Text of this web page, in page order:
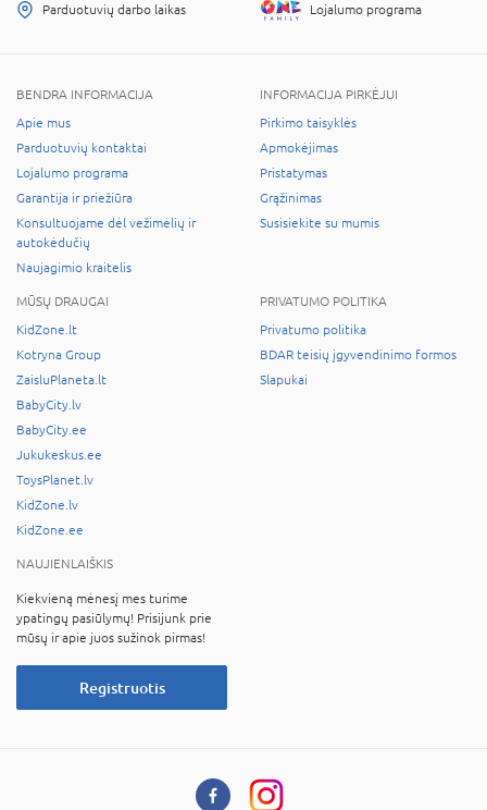
Parduotuvių darbo laikas Lojalumo programa
BENDRA INFORMACIJA
Apie mus
Parduotuvių kontaktai
Lojalumo programa
Garantija ir priežiūra
Konsultuojame dėl vežimėlių ir
autokėdučių
Naujagimio kraitelis
INFORMACIJA PIRKĖJUI
Pirkimo taisyklės
Apmokėjimas
Pristatymas
Grąžinimas
Susisiekite su mumis
MŪSŲ DRAUGAI
KidZone.lt
Kotryna Group
ZaisluPlaneta.lt
BabyCity.lv
BabyCity.ee
Jukukeskus.ee
ToysPlanet.lv
KidZone.lv
KidZone.ee
PRIVATUMO POLITIKA
Privatumo politika
BDAR teisių įgyvendinimo formos
Slapukai
NAUJIENLAIŠKIS
Kiekvieną mėnesį mes turime
ypatingų pasiūlymų! Prisijunk prie
mūsų ir apie juos sužinok pirmas!
Registruotis